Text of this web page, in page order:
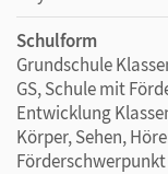
Schulform
Grundschule
GS, Schule mit
Entwicklung
Körper, Sehen,
Förderschwerpunkt